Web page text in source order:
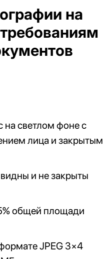
на
на светлом фоне с
лица и закрытым
и не закрыты
общей площади
JPEG 3×4